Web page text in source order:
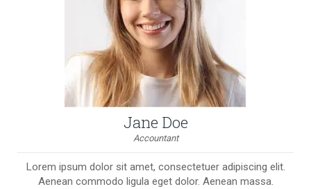
Jane Doe
Accountant
Lorem ipsum dolor sit amet, consectetuer adipiscing elit.
Aenean commodo ligula eget dolor. Aenean massa.